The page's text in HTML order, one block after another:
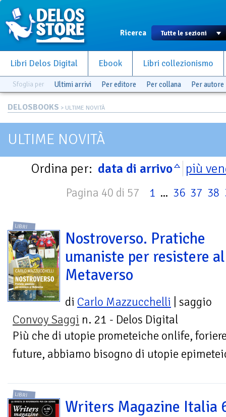
Ricerca
Libri Delos Digital Ebook Libri collezionismo
Sfoglia per Ultimi arrivi Per editore Per collana Per autore
DELOSBOOKS > ULTIME NOVITÀ
ULTIME NOVITÀ
Ordina per: data di arrivo più
Pagina 40 di 57 1 ... 36 37 38
LIBRI
Nostroverso. Pratiche
umaniste per resistere al
Metaverso
di Carlo Mazzucchelli | saggio
Convoy Saggi n. 21 - Delos Digital
Più che di utopie prometeiche onlife,
future, abbiamo bisogno di utopie
LIBRI
Writers Magazine Italia